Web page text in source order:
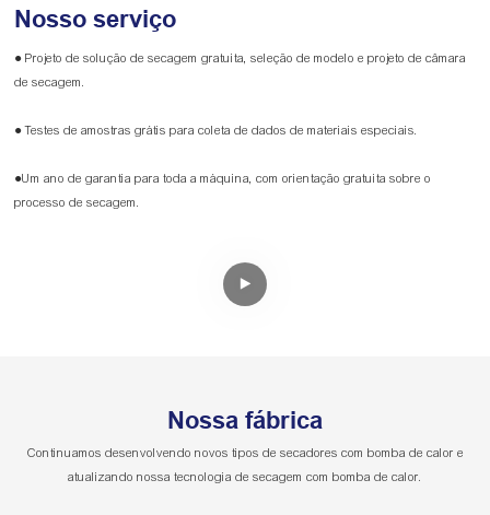
Nosso serviço
● Projeto de solução de secagem gratuita, seleção de modelo e projeto de câmara
de secagem.
● Testes de amostras grátis para coleta de dados de materiais especiais.
●Um ano de garantia para toda a máquina, com orientação gratuita sobre o
processo de secagem.
Nossa fábrica
Continuamos desenvolvendo novos tipos de secadores com bomba de calor e
atualizando nossa tecnologia de secagem com bomba de calor.